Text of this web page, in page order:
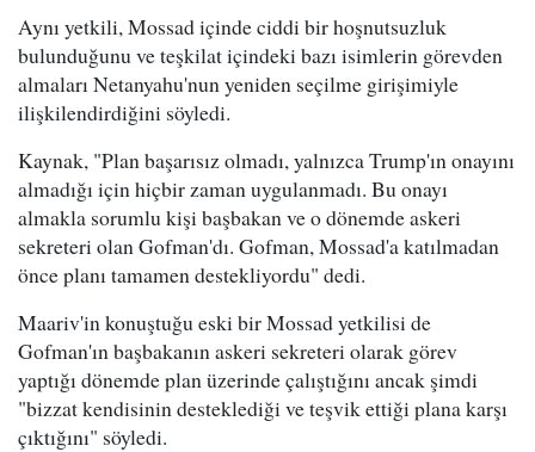
Aynı yetkili, Mossad içinde ciddi bir hoşnutsuzluk
bulunduğunu ve teşkilat içindeki bazı isimlerin görevden
almaları Netanyahu'nun yeniden seçilme girişimiyle
ilişkilendirdiğini söyledi.
Kaynak, "Plan başarısız olmadı, yalnızca Trump'ın onayını
almadığı için hiçbir zaman uygulanmadı. Bu onayı
almakla sorumlu kişi başbakan ve o dönemde askeri
sekreteri olan Gofman'dı. Gofman, Mossad'a katılmadan
önce planı tamamen destekliyordu" dedi.
Maariv'in konuştuğu eski bir Mossad yetkilisi de
Gofman'ın başbakanın askeri sekreteri olarak görev
yaptığı dönemde plan üzerinde çalıştığını ancak şimdi
"bizzat kendisinin desteklediği ve teşvik ettiği plana karşı
çıktığını" söyledi.